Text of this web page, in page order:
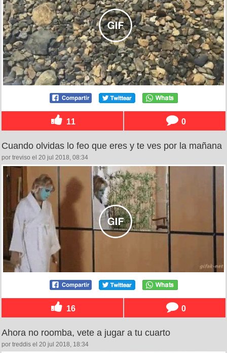
11 0
Cuando olvidas lo feo que eres y te ves por la mañana
por treviso el 20 jul 2018, 08:34
16 0
Ahora no roomba, vete a jugar a tu cuarto
por treddis el 20 jul 2018, 18:34